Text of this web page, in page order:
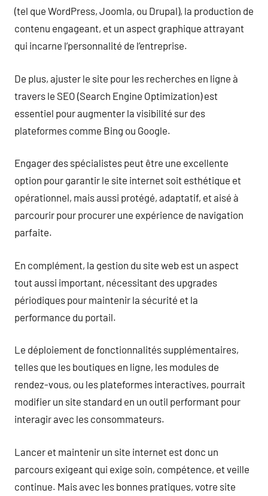
(tel que WordPress, Joomla, ou Drupal), la production de
contenu engageant, et un aspect graphique attrayant
qui incarne l’personnalité de l’entreprise.
De plus, ajuster le site pour les recherches en ligne à
travers le SEO (Search Engine Optimization) est
essentiel pour augmenter la visibilité sur des
plateformes comme Bing ou Google.
Engager des spécialistes peut être une excellente
option pour garantir le site internet soit esthétique et
opérationnel, mais aussi protégé, adaptatif, et aisé à
parcourir pour procurer une expérience de navigation
parfaite.
En complément, la gestion du site web est un aspect
tout aussi important, nécessitant des upgrades
périodiques pour maintenir la sécurité et la
performance du portail.
Le déploiement de fonctionnalités supplémentaires,
telles que les boutiques en ligne, les modules de
rendez-vous, ou les plateformes interactives, pourrait
modifier un site standard en un outil performant pour
interagir avec les consommateurs.
Lancer et maintenir un site internet est donc un
parcours exigeant qui exige soin, compétence, et veille
continue. Mais avec les bonnes pratiques, votre site